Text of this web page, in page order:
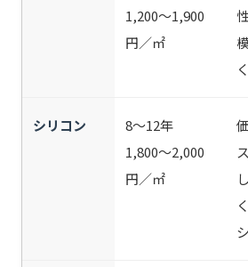
1,200〜1,900
円／㎡
シリコン
8〜12年
1,800〜2,000
円／㎡